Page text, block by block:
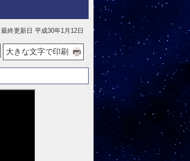
終更新日 平成30年1月12日
大きな文字で印刷